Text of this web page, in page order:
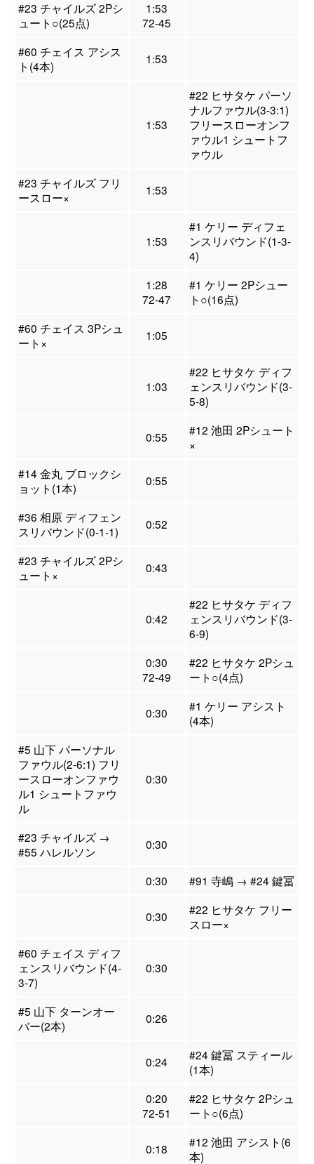
#23 チャイルズ 2Pシ
ュート○(25点)
1:53
72-45
#60 チェイス アシス
ト(4本)
1:53
1:53
#22 ヒサタケ パーソ
ナルファウル(3-3:1)
フリースローオンフ
ァウル1 シュートフ
ァウル
#23 チャイルズ フリ
ースロー×
1:53
1:53
#1 ケリー ディフェ
ンスリバウンド(1-3-
4)
1:28
72-47
#1 ケリー 2Pシュー
ト○(16点)
#60 チェイス 3Pシュ
ート×
1:05
1:03
#22 ヒサタケ ディフ
ェンスリバウンド(3-
5-8)
0:55
#12 池田 2Pシュート
×
#14 金丸 ブロックシ
ョット(1本)
0:55
#36 相原 ディフェン
スリバウンド(0-1-1)
0:52
#23 チャイルズ 2Pシ
ュート×
0:43
0:42
#22 ヒサタケ ディフ
ェンスリバウンド(3-
6-9)
0:30
72-49
#22 ヒサタケ 2Pシュ
ート○(4点)
0:30
#1 ケリー アシスト
(4本)
#5 山下 パーソナル
ファウル(2-6:1) フリ
ースローオンファウ
ル1 シュートファウ
ル
0:30
#23 チャイルズ →
#55 ハレルソン
0:30
0:30 #91 寺嶋 → #24 鍵冨
0:30
#22 ヒサタケ フリー
スロー×
#60 チェイス ディフ
ェンスリバウンド(4-
3-7)
0:30
#5 山下 ターンオー
バー(2本)
0:26
0:24
#24 鍵冨 スティール
(1本)
0:20
72-51
#22 ヒサタケ 2Pシュ
ート○(6点)
0:18
#12 池田 アシスト(6
本)